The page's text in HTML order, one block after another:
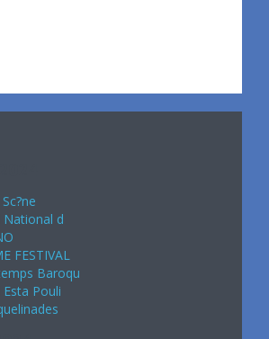
National d
FESTIVAL
Baroqu
Esta Pouli